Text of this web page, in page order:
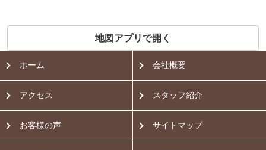
地図アプリで開く
ホーム 会社概要
アクセス スタッフ紹介
お客様の声 サイトマップ